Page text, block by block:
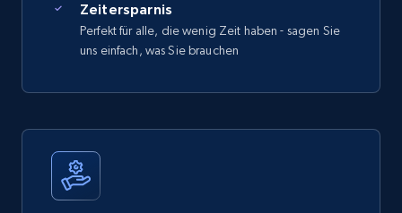
Zeitersparnis
Perfekt für alle, die wenig Zeit haben - sagen Sie
uns einfach, was Sie brauchen